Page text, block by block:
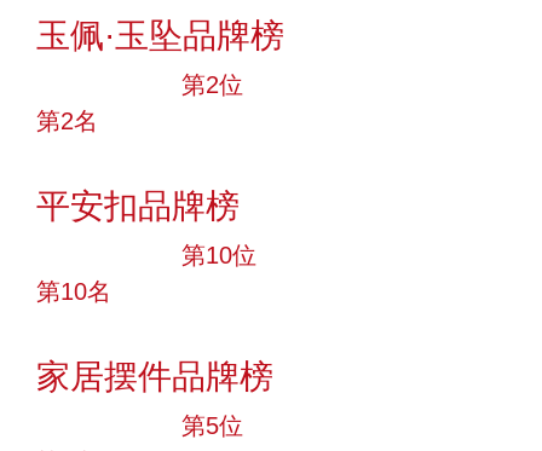
玉佩·玉坠品牌榜
第2位
第2名
平安扣品牌榜
第10位
第10名
家居摆件品牌榜
第5位